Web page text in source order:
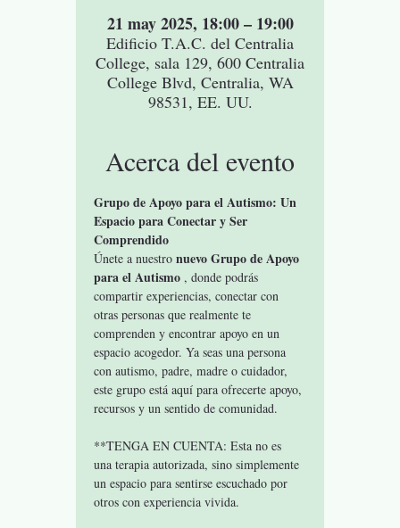
21 may 2025, 18:00 – 19:00
Edificio T.A.C. del Centralia
College, sala 129, 600 Centralia
College Blvd, Centralia, WA
98531, EE. UU.
Acerca del evento
Grupo de Apoyo para el Autismo: Un
Espacio para Conectar y Ser
Comprendido
Únete a nuestro nuevo Grupo de Apoyo
para el Autismo , donde podrás
compartir experiencias, conectar con
otras personas que realmente te
comprenden y encontrar apoyo en un
espacio acogedor. Ya seas una persona
con autismo, padre, madre o cuidador,
este grupo está aquí para ofrecerte apoyo,
recursos y un sentido de comunidad.
**TENGA EN CUENTA: Esta no es
una terapia autorizada, sino simplemente
un espacio para sentirse escuchado por
otros con experiencia vivida.